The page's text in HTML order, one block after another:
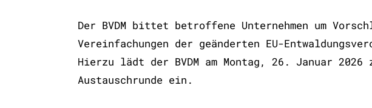
Der BVDM bittet betroffene Unternehmen um
Vereinfachungen der geänderten EU-
Hierzu lädt der BVDM am Montag, 26. Januar
Austauschrunde ein.